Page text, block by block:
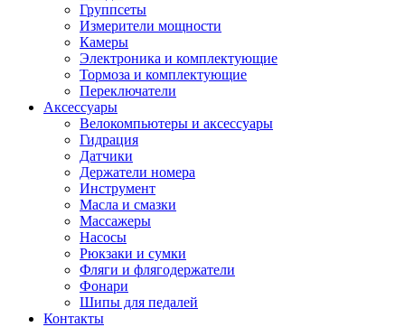
Группсеты
Измерители мощности
Камеры
Электроника и комплектующие
Тормоза и комплектующие
Переключатели
Аксессуары
Велокомпьютеры и аксессуары
Гидрация
Датчики
Держатели номера
Инструмент
Масла и смазки
Массажеры
Насосы
Рюкзаки и сумки
Фляги и флягодержатели
Фонари
Шипы для педалей
Контакты